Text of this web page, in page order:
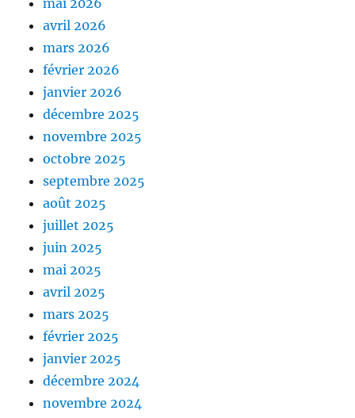
mai 2026
avril 2026
mars 2026
février 2026
janvier 2026
décembre 2025
novembre 2025
octobre 2025
septembre 2025
août 2025
juillet 2025
juin 2025
mai 2025
avril 2025
mars 2025
février 2025
janvier 2025
décembre 2024
novembre 2024